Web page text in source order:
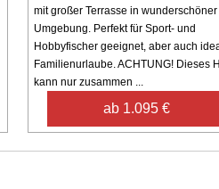
mit großer Terrasse in wunderschöner
Umgebung. Perfekt für Sport- und
Hobbyfischer geeignet, aber auch
Familienurlaube. ACHTUNG! Dieses
kann nur zusammen ...
ab 1.095 €